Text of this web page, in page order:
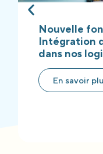
Nouvelle
Intégration
dans nos
En savoir